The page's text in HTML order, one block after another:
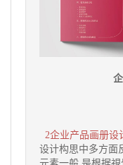
2企业产品画册设
设计构思中多方面